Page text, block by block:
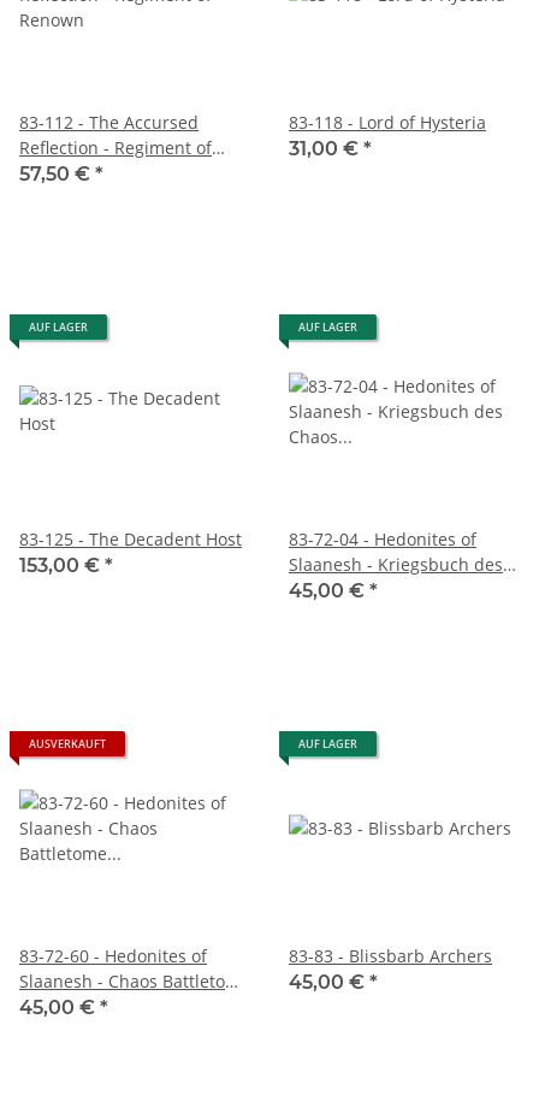
83-112 - The Accursed
Reflection - Regiment of
Renown
57,50 € *
83-118 - Lord of Hysteria
31,00 € *
AUF LAGER
83-125 - The Decadent Host
153,00 € *
AUF LAGER
83-72-04 - Hedonites of
Slaanesh - Kriegsbuch des
Chaos (DEUTSCH)
45,00 € *
AUSVERKAUFT
83-72-60 - Hedonites of
Slaanesh - Chaos Battletome
(ENGLISCH)
45,00 € *
AUF LAGER
83-83 - Blissbarb Archers
45,00 € *